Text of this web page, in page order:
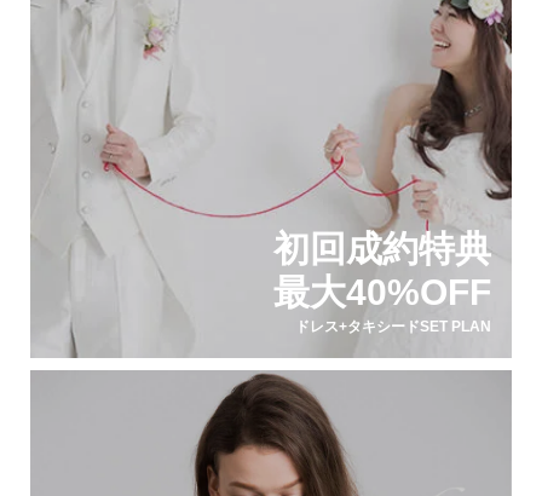
初回成約特典
最大40%OFF
ドレス+タキシードSET PLAN